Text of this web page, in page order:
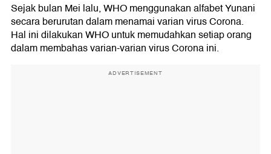
Sejak bulan Mei lalu, WHO menggunakan alfabet Yunani
secara berurutan dalam menamai varian virus Corona.
Hal ini dilakukan WHO untuk memudahkan setiap orang
dalam membahas varian-varian virus Corona ini.
ADVERTISEMENT